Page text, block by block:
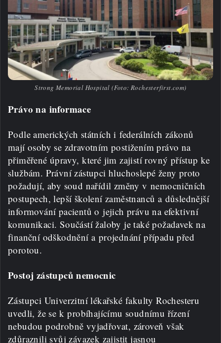
Strong Memorial Hospital (Foto: Rochesterfirst.com)
Právo na informace
Podle amerických státních i federálních zákonů
mají osoby se zdravotním postižením právo na
přiměřené úpravy, které jim zajistí rovný přístup ke
službám. Právní zástupci hluchoslepé ženy proto
požadují, aby soud nařídil změny v nemocničních
postupech, lepší školení zaměstnanců a důslednější
informování pacientů o jejich právu na efektivní
komunikaci. Součástí žaloby je také požadavek na
finanční odškodnění a projednání případu před
porotou.
Postoj zástupců nemocnic
Zástupci Univerzitní lékařské fakulty Rochesteru
uvedli, že se k probíhajícímu soudnímu řízení
nebudou podrobně vyjadřovat, zároveň však
zdůraznili svůj závazek zajistit jasnou